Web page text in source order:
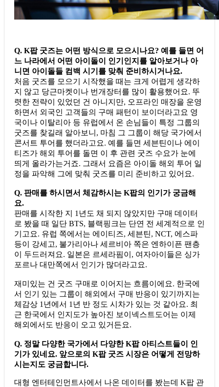
Q. K팝 굿즈는 어떤 방식으로 모으시나요? 예를 들면 어
느 나라에서 어떤 아이돌이 인기인지를 알아보거나 아
니면 아이돌들 컴백 시기를 맞춰 준비하시거나요.
처음 굿즈를 모으기 시작했을 때는 크게 어렵게 생각하
지 않고 당근마켓이나 번개장터를 많이 활용했어요. 뚜
렷한 전략이 있었던 건 아니지만, 오프라인 매장을 운영
하면서 외국인 고객들의 구매 패턴이 보이더라고요 영
국이나 이탈리아 등 유럽에서 온 손님들이 특정 그룹의
굿즈를 찾길래 알아보니, 마침 그 그룹이 해당 국가에서
콘서트 투어를 했더라고요. 예를 들면 세븐틴이나 에이
티즈가 해외 투어를 돌면 이 후 관련 굿즈 수요가 눈에
띄게 올라가는거죠. 그래서 요즘은 아이돌 해외 투어 일
정을 파악해 그에 맞춰 굿즈를 미리 준비하고 있어요.
Q. 판매를 하시면서 체감하시는 K팝의 인기가 궁금해
요.
판매를 시작한 지 1년도 채 되지 않았지만 구매 데이터
로 봤을 때 일단 BTS, 블랙핑크는 단연 전 세계적으로 인
기고요. 유럽 쪽에서는 에이티즈, 세븐틴, NCT, 에스파
등이 강세고, 불가리아나 세르비아 쪽은 엔하이픈 팬층
이 두드러져요. 일본은 르세라핌이, 여자아이들은 싱가
포르나 대만쪽에서 인기가 많더라고요.
재미있는 건 굿즈 구매로 이어지는 흐름이에요. 한국에
서 인기 있는 그룹이 해외에서 구매 반응이 있기까지는
체감상 1년에서 1년 반 정도 시차가 있는 것 같아요. 최
근 한국에서 인지도가 높아진 보이넥스트도어는 이제
해외에서도 반응이 오고 있거든요.
Q. 정말 다양한 국가에서 다양한 K팝 아티스트들이 인
기가 있네요. 앞으로의 K팝 굿즈 시장은 어떻게 전망하
시는지도 궁금합니다.
대형 엔터테인먼트사에서 나온 데이터를 봤는데 K팝 관